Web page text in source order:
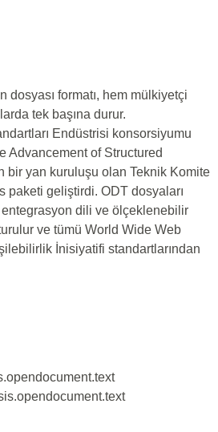
dosyası formatı, hem mülkiyetçi
tek başına durur.
Endüstrisi konsorsiyumu
Advancement of Structured
bir yan kuruluşu olan Teknik Komite
paketi geliştirdi. ODT dosyaları
dili ve ölçeklenebilir
ve tümü World Wide Web
İnisiyatifi standartlarından